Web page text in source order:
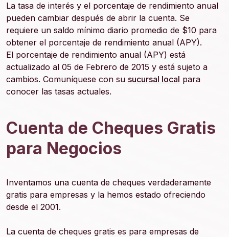
La tasa de interés y el porcentaje de rendimiento anual
pueden cambiar después de abrir la cuenta. Se
requiere un saldo mínimo diario promedio de $10 para
obtener el porcentaje de rendimiento anual (APY).
El porcentaje de rendimiento anual (APY) está
actualizado al 05 de Febrero de 2015 y está sujeto a
cambios. Comuníquese con su sucursal local para
conocer las tasas actuales.
Cuenta de Cheques Gratis
para Negocios
Inventamos una cuenta de cheques verdaderamente
gratis para empresas y la hemos estado ofreciendo
desde el 2001.
La cuenta de cheques gratis es para empresas de